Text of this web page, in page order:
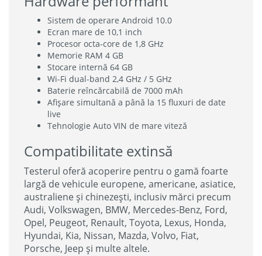
Sistem de operare Android 10.0
Ecran mare de 10,1 inch
Procesor octa-core de 1,8 GHz
Memorie RAM 4 GB
Stocare internă 64 GB
Wi-Fi dual-band 2,4 GHz / 5 GHz
Baterie reîncărcabilă de 7000 mAh
Afișare simultană a până la 15 fluxuri de date
live
Tehnologie Auto VIN de mare viteză
Compatibilitate extinsă
Testerul oferă acoperire pentru o gamă foarte
largă de vehicule europene, americane, asiatice,
australiene și chinezești, inclusiv mărci precum
Audi, Volkswagen, BMW, Mercedes-Benz, Ford,
Opel, Peugeot, Renault, Toyota, Lexus, Honda,
Hyundai, Kia, Nissan, Mazda, Volvo, Fiat,
Porsche, Jeep și multe altele.